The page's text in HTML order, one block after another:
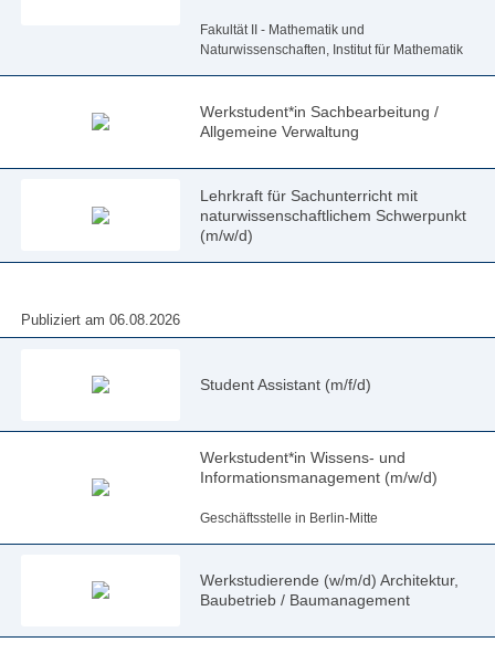
Fakultät II - Mathematik und
Naturwissenschaften, Institut für Mathematik
Werkstudent*in Sachbearbeitung /
Allgemeine Verwaltung
Lehrkraft für Sachunterricht mit
naturwissenschaftlichem Schwerpunkt
(m/w/d)
Publiziert am 06.08.2026
Student Assistant (m/f/d)
Werkstudent*in Wissens- und
Informationsmanagement (m/w/d)
Geschäftsstelle in Berlin-Mitte
Werkstudierende (w/m/d) Architektur,
Baubetrieb / Baumanagement